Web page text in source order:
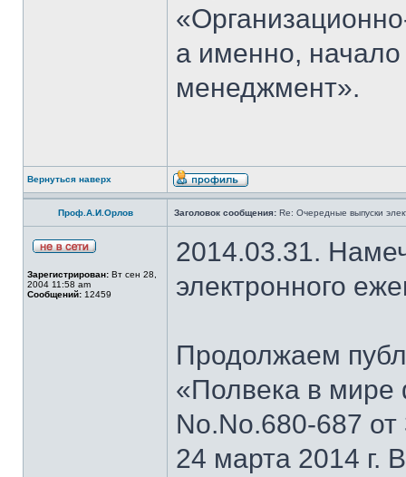
а именно,
менеджмент».
Вернуться наверх
Проф.А.И.Орлов Заголовок сообщения: Re: Очередные выпуски
Зарегистрирован: Вт сен 28,
2004 11:58 am
Сообщений: 12459
2014.03.31.
электронного
Продолжаем
«Полвека в мире
No.No.680-687
24 марта 2014 г.